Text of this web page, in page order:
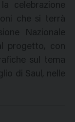
celebrazione
che si terrà
Nazionale
progetto, con
sul tema
di Saul, nelle